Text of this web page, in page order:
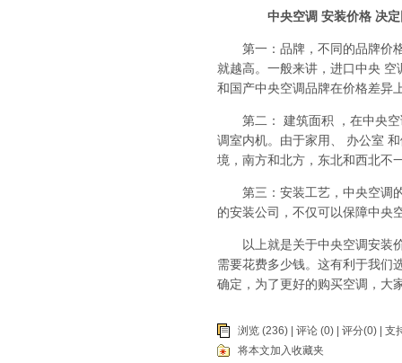
中央空调 安装价格 决定
第一：品牌，不同的品牌价格
就越高。一般来讲，进口中央
和国产中央空调品牌在价格差异
第二： 建筑面积 ，在中央空
调室内机。由于家用、 办公室
境，南方和北方，东北和西北不
第三：安装工艺，中央空调的
的安装公司，不仅可以保障中央
以上就是关于中央空调安装价
需要花费多少钱。这有利于我们
确定，为了更好的购买空调，大
浏览 (236) | 评论 (0) | 评分(0) | 支
将本文加入收藏夹